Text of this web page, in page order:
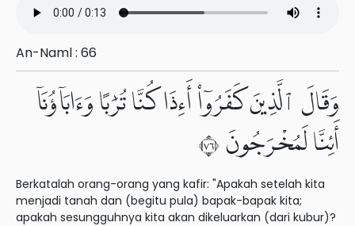
An-Naml : 66
وَقَالَ ٱلَّذِينَ كَفَرُوٓا۟ أَءِذَا كُنَّا تُرَٰبًا وَءَابَآؤُنَآ
أَئِنَّا لَمُخْرَجُونَ ٦٧
Berkatalah orang-orang yang kafir: "Apakah setelah kita
menjadi tanah dan (begitu pula) bapak-bapak kita;
apakah sesungguhnya kita akan dikeluarkan (dari kubur)?